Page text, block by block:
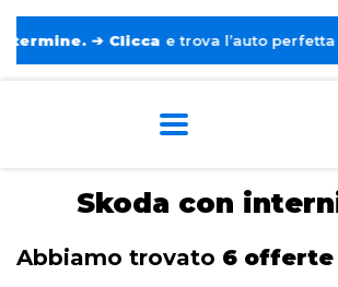
➔ Clicca e trova l’auto perfetta senza
Skoda con
Abbiamo trovato 6 offerte